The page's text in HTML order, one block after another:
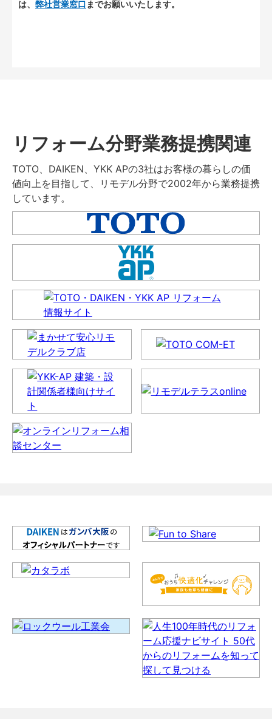
は、 弊社営業窓口 までお願いいたします。
リフォーム分野業務提携関連
TOTO、DAIKEN、YKK APの3社はお客様の暮らしの価
値向上を目指して、リモデル分野で2002年から業務提携
しています。